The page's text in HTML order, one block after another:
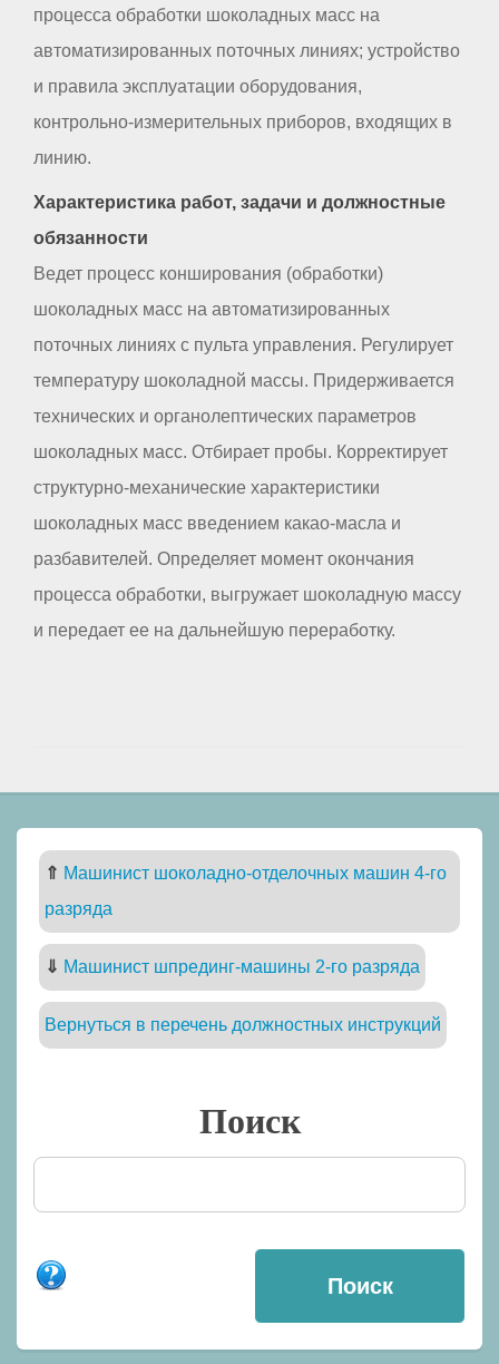
процесса обработки шоколадных масс на
автоматизированных поточных линиях; устройство
и правила эксплуатации оборудования,
контрольно-измерительных приборов, входящих в
линию.
Характеристика работ, задачи и должностные
обязанности
Ведет процесс конширования (обработки)
шоколадных масс на автоматизированных
поточных линиях с пульта управления. Регулирует
температуру шоколадной массы. Придерживается
технических и органолептических параметров
шоколадных масс. Отбирает пробы. Корректирует
структурно-механические характеристики
шоколадных масс введением какао-масла и
разбавителей. Определяет момент окончания
процесса обработки, выгружает шоколадную массу
и передает ее на дальнейшую переработку.
⇑ Машинист шоколадно-отделочных машин 4-го
разряда
⇓ Машинист шпрединг-машины 2-го разряда
Вернуться в перечень должностных инструкций
Поиск